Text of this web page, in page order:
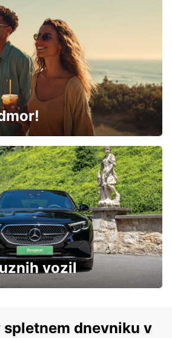
vozil
spletnem dnevniku v